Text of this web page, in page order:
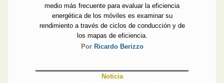
medio más frecuente para evaluar la eficiencia
energética de los móviles es examinar su
rendimiento a través de ciclos de conducción y de
los mapas de eficiencia.
Por Ricardo Berizzo
Noticia